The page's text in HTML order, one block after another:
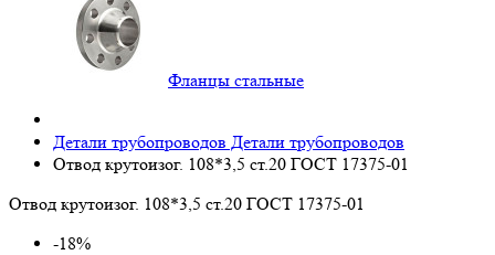
Фланцы стальные
Детали трубопроводов Детали трубопроводов
Отвод крутоизог. 108*3,5 ст.20 ГОСТ 17375-01
Отвод крутоизог. 108*3,5 ст.20 ГОСТ 17375-01
-18%